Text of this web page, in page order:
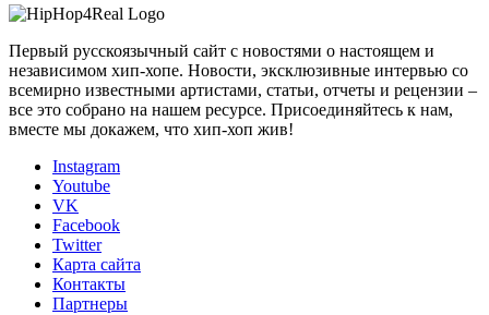
Первый русскоязычный сайт с новостями о настоящем и
независимом хип-хопе. Новости, эксклюзивные интервью со
всемирно известными артистами, статьи, отчеты и рецензии –
все это собрано на нашем ресурсе. Присоединяйтесь к нам,
вместе мы докажем, что хип-хоп жив!
Instagram
Youtube
VK
Facebook
Twitter
Карта сайта
Контакты
Партнеры